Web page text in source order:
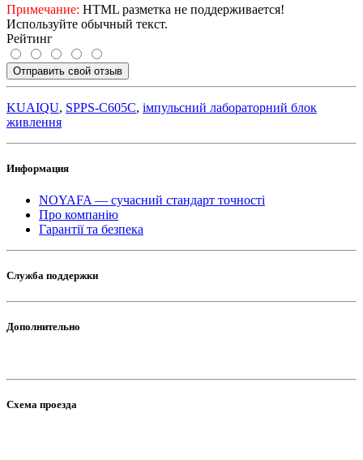
Примечание: HTML разметка не поддерживается!
Используйте обычный текст.
Рейтинг
Отправить свой отзыв
KUAIQU, SPPS-C605С, імпульсний лабораторний блок
живлення
Информация
NOYAFA — сучасний стандарт точності
Про компанію
Гарантії та безпека
Служба поддержки
Дополнительно
Схема проезда